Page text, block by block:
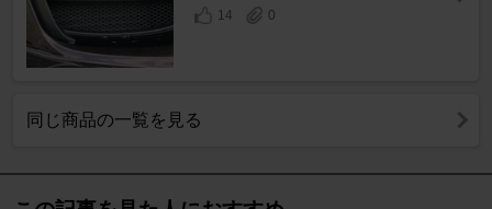
14
0
同じ商品の一覧を見る